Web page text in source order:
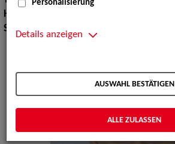
Hüfte:
Schuhgröße:
41
Personalisierung
Details anzeigen
AUSWAHL BESTÄTIGEN
ALLE ZULASSEN